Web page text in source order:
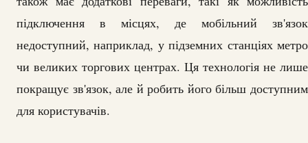
підключення в місцях, де мобільний зв'язок
недоступний, наприклад, у підземних станціях метро
чи великих торгових центрах. Ця технологія не лише
покращує зв'язок, але й робить його більш доступним
для користувачів.